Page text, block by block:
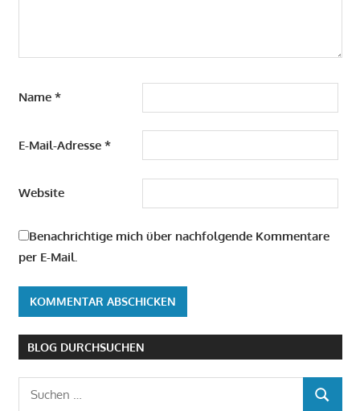
Name *
E-Mail-Adresse *
Website
Benachrichtige mich über nachfolgende Kommentare
per E-Mail.
BLOG DURCHSUCHEN
Suchen
SUCHEN